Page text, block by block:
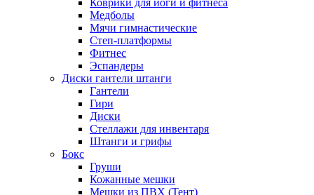
Коврики для йоги и фитнеса
Медболы
Мячи гимнастические
Степ-платформы
Фитнес
Эспандеры
Диски гантели штанги
Гантели
Гири
Диски
Стеллажи для инвентаря
Штанги и грифы
Бокс
Груши
Кожанные мешки
Мешки из ПВХ (Тент)